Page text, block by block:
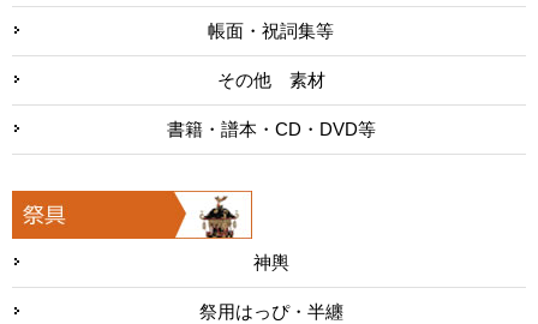
帳面・祝詞集等
その他 素材
書籍・譜本・CD・DVD等
神輿
祭用はっぴ・半纏